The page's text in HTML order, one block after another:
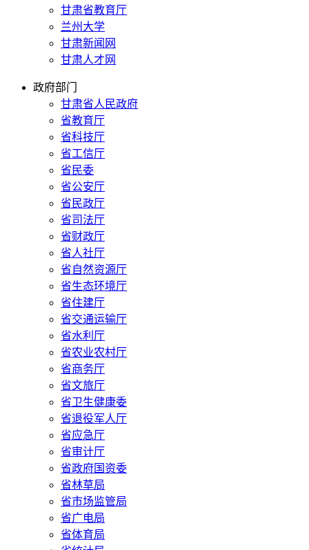
甘肃省教育厅
兰州大学
甘肃新闻网
甘肃人才网
政府部门
甘肃省人民政府
省教育厅
省科技厅
省工信厅
省民委
省公安厅
省民政厅
省司法厅
省财政厅
省人社厅
省自然资源厅
省生态环境厅
省住建厅
省交通运输厅
省水利厅
省农业农村厅
省商务厅
省文旅厅
省卫生健康委
省退役军人厅
省应急厅
省审计厅
省政府国资委
省林草局
省市场监管局
省广电局
省体育局